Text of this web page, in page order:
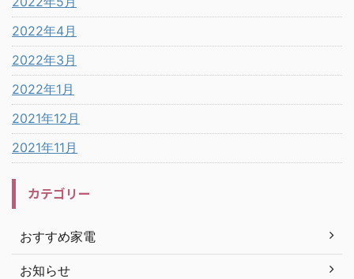
2022年4月
2022年3月
2022年1月
2021年12月
2021年11月
カテゴリー
おすすめ家電
お知らせ